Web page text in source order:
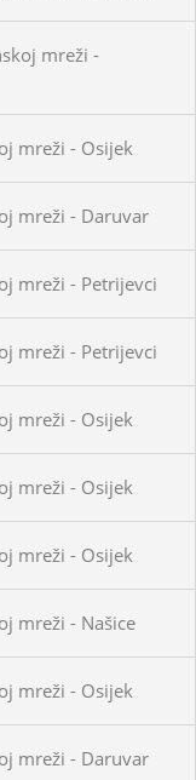
mreži -
mreži - Osijek
mreži - Daruvar
mreži - Petrijevci
mreži - Petrijevci
mreži - Osijek
mreži - Osijek
mreži - Osijek
mreži - Našice
mreži - Osijek
mreži - Daruvar